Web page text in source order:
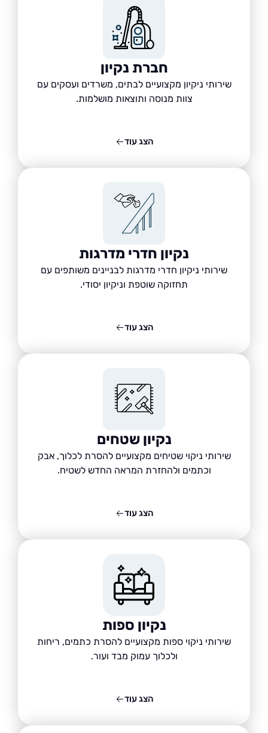
חברת נקיון
שירותי ניקיון מקצועיים לבתים, משרדים ועסקים עם
צוות מנוסה ותוצאות מושלמות.
נקיון חדרי מדרגות
שירותי ניקיון חדרי מדרגות לבניינים משותפים עם
תחזוקה שוטפת וניקיון יסודי.
נקיון שטחים
שירותי ניקוי שטיחים מקצועיים להסרת לכלוך, אבק
וכתמים ולהחזרת המראה החדש לשטיח.
נקיון ספות
שירותי ניקוי ספות מקצועיים להסרת כתמים, ריחות
ולכלוך עמוק מבד ועור.